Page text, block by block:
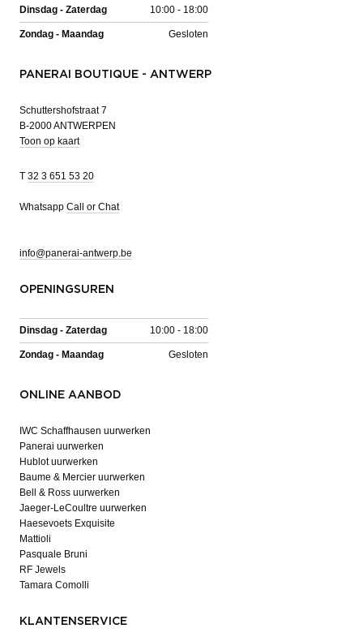
Dinsdag - Zaterdag 10:00 - 18:00
Zondag - Maandag Gesloten
PANERAI BOUTIQUE - ANTWERP
Schuttershofstraat 7
B-2000 ANTWERPEN
Toon op kaart
T 32 3 651 53 20
Whatsapp Call or Chat
info@panerai-antwerp.be
OPENINGSUREN
Dinsdag - Zaterdag 10:00 - 18:00
Zondag - Maandag Gesloten
ONLINE AANBOD
IWC Schaffhausen uurwerken
Panerai uurwerken
Hublot uurwerken
Baume & Mercier uurwerken
Bell & Ross uurwerken
Jaeger-LeCoultre uurwerken
Haesevoets Exquisite
Mattioli
Pasquale Bruni
RF Jewels
Tamara Comolli
KLANTENSERVICE